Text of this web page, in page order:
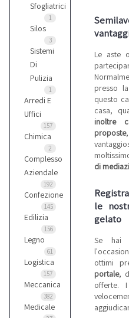
Sfogliatrici
1
Silos
3
Sistemi
Di
Pulizia
1
Arredi E
Uffici
157
Chimica
2
Complesso
Aziendale
192
Confezione
145
Edilizia
156
Legno
61
Logistica
157
Meccanica
382
Medicale
Le aste
presso
questo
casa,
inoltre
proposte
di
le
gelato
Se hai
ottimi
portale,
offerte.